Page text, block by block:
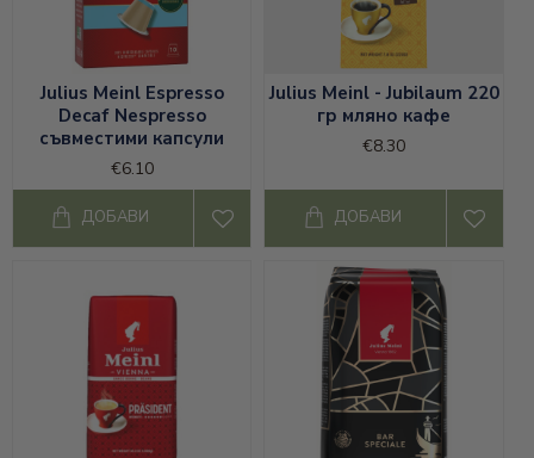
Julius Meinl Espresso
Decaf Nespresso
съвместими капсули
€6.10
ДОБАВИ
Julius Meinl - Jubilaum 220
гр мляно кафе
€8.30
ДОБАВИ